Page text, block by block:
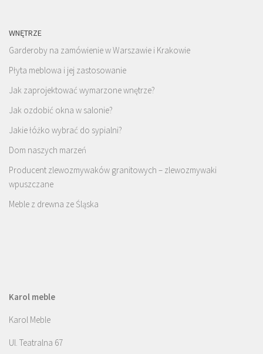
WNĘTRZE
Garderoby na zamówienie w Warszawie i Krakowie
Płyta meblowa i jej zastosowanie
Jak zaprojektować wymarzone wnętrze?
Jak ozdobić okna w salonie?
Jakie łóżko wybrać do sypialni?
Dom naszych marzeń
Producent zlewozmywaków granitowych – zlewozmywaki
wpuszczane
Meble z drewna ze Śląska
Karol meble
Karol Meble
Ul. Teatralna 67